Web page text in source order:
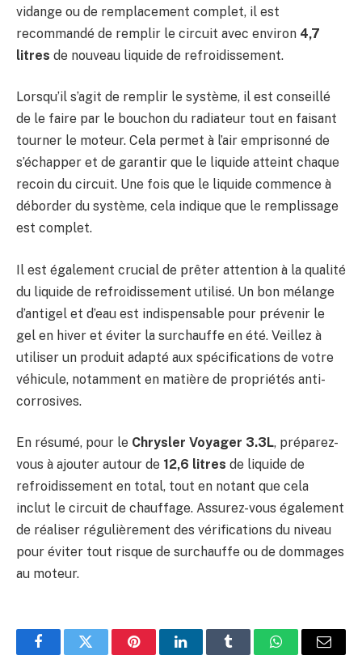
vidange ou de remplacement complet, il est
recommandé de remplir le circuit avec environ 4,7
litres de nouveau liquide de refroidissement.
Lorsqu’il s’agit de remplir le système, il est conseillé
de le faire par le bouchon du radiateur tout en faisant
tourner le moteur. Cela permet à l’air emprisonné de
s’échapper et de garantir que le liquide atteint chaque
recoin du circuit. Une fois que le liquide commence à
déborder du système, cela indique que le remplissage
est complet.
Il est également crucial de prêter attention à la qualité
du liquide de refroidissement utilisé. Un bon mélange
d’antigel et d’eau est indispensable pour prévenir le
gel en hiver et éviter la surchauffe en été. Veillez à
utiliser un produit adapté aux spécifications de votre
véhicule, notamment en matière de propriétés anti-
corrosives.
En résumé, pour le Chrysler Voyager 3.3L, préparez-
vous à ajouter autour de 12,6 litres de liquide de
refroidissement en total, tout en notant que cela
inclut le circuit de chauffage. Assurez-vous également
de réaliser régulièrement des vérifications du niveau
pour éviter tout risque de surchauffe ou de dommages
au moteur.
FacebookTwitter PinterestLinkedInTumblr WhatsApp
E-